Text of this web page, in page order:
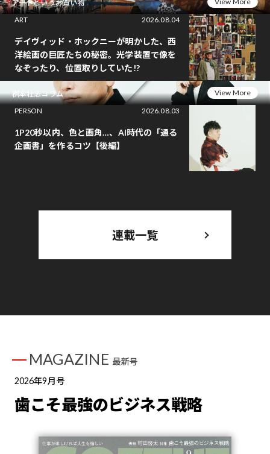
アートというお買い物
ART
2026.08.04
デイヴィッド・ホックニーが明かした、西
洋絵画の巨匠たちの秘密。光学装置で像を
なぞったり、位置取りしていた!?
桝本壮志コラム
View More
PERSON
2026.08.03
1P20秒以内、色と画角…、AI時代の「通る
企画書」を作るコツ【後編】
連載一覧
MAGAZINE 最新号
2026年9月号
歯こそ最強のビジネス戦略